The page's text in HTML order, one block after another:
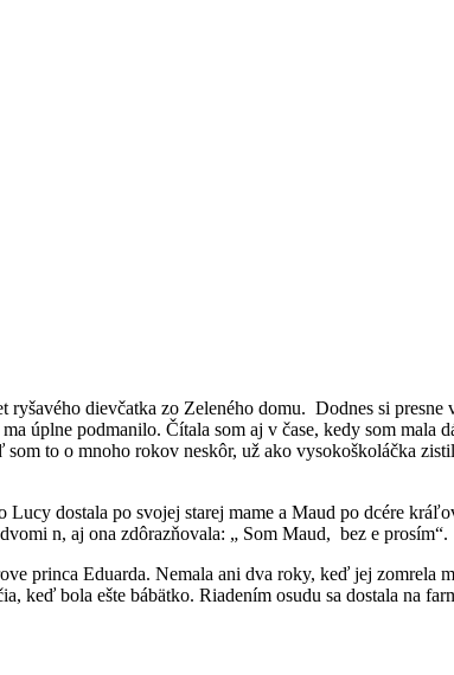
dievčatka zo Zeleného domu. Dodnes si
úplne podmanilo. Čítala som aj v čase, kedy som
to o mnoho rokov neskôr, už ako vysokoškoláčka
dostala po svojej starej mame a Maud po dcére
n, aj ona zdôrazňovala: „ Som Maud, bez e prosím“.
princa Eduarda. Nemala ani dva roky, keď jej zomrela
bola ešte bábätko. Riadením osudu sa dostala na